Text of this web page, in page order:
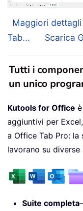
Maggiori
Tab...
Scarica
Tutti i
un unico
Kutools for Office
aggiuntivi per
a Office Tab Pro: la
lavorano su
Suite completa